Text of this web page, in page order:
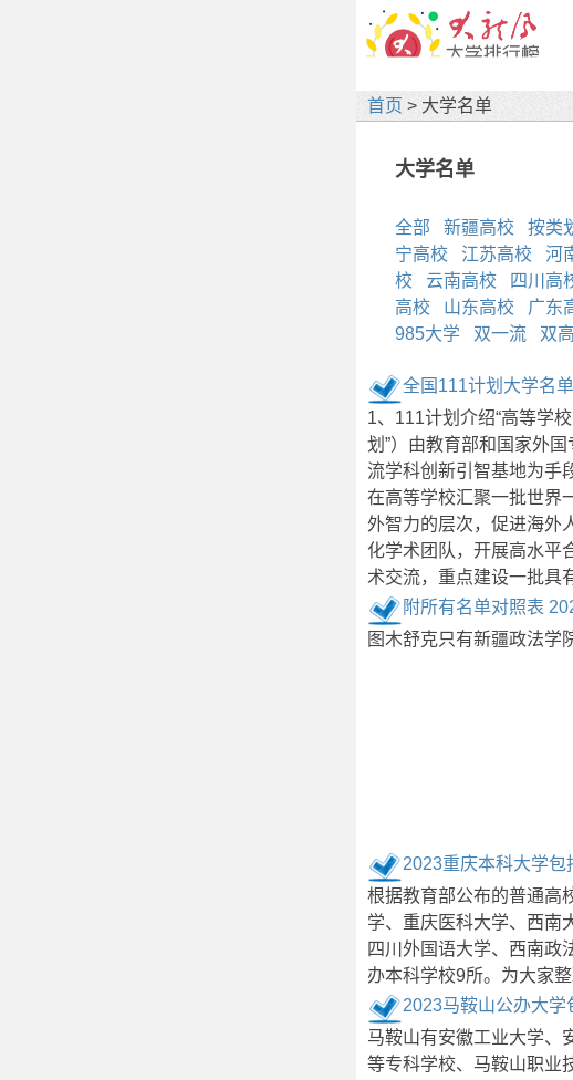
首页 > 大学名单
大学名单
全部 新疆高校 按类
宁高校
江苏高校 河
校
云南高校 四川高
高校
山东高校 广东
985大学
双一流 双
全国111计划大学名
1、111计划介绍“高等学
划”）由教育部和国家外
流学科创新引智基地为手
在高等学校汇聚一批世界
外智力的层次，促进海外
化学术团队，开展高水平
术交流，重点建设一批具
附所有名单对照表
图木舒克只有新疆政法学
2023重庆本科大学
根据教育部公布的普通高
学、重庆医科大学、西南
四川外国语大学、西南政
办本科学校9所。为大家
2023马鞍山公办大
马鞍山有安徽工业大学、
等专科学校、马鞍山职业